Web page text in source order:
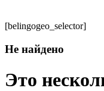
[belingogeo_selector]
Не найдено
Это